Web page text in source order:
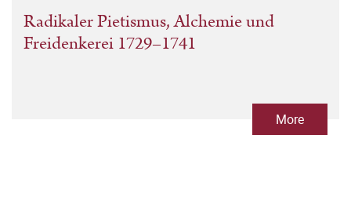
Radikaler Pietismus, Alchemie und
Freidenkerei 1729–1741
More